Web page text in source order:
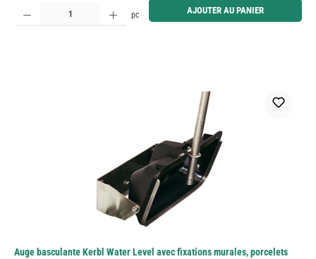
Quantité de produit : Entrez la quantité souhaitée ou utilisez les boutons pour augmenter ou
pc AJOUTER AU PANIER
Auge basculante Kerbl Water Level avec fixations murales, porcelets